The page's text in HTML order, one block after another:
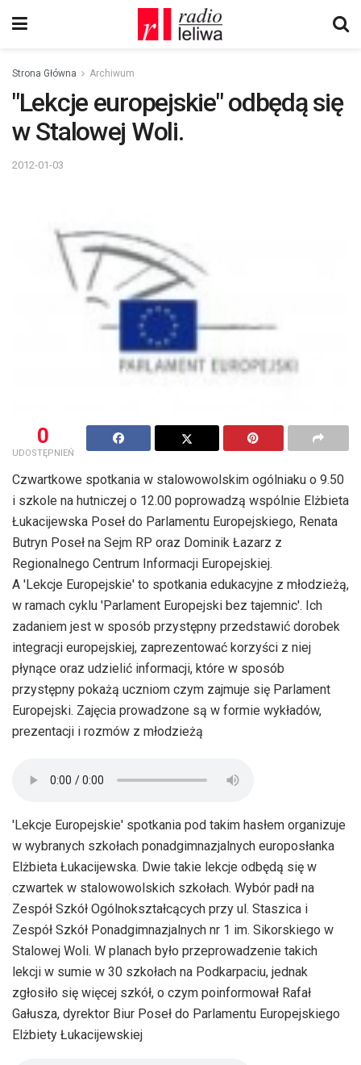
Strona Główna Archiwum
"Lekcje europejskie" odbędą się
w Stalowej Woli.
2012-01-03
0
UDOSTĘPNIEŃ
Czwartkowe spotkania w stalowowolskim ogólniaku o 9.50
i szkole na hutniczej o 12.00 poprowadzą wspólnie Elżbieta
Łukacijewska Poseł do Parlamentu Europejskiego, Renata
Butryn Poseł na Sejm RP oraz Dominik Łazarz z
Regionalnego Centrum Informacji Europejskiej.
A 'Lekcje Europejskie' to spotkania edukacyjne z młodzieżą,
w ramach cyklu 'Parlament Europejski bez tajemnic'. Ich
zadaniem jest w sposób przystępny przedstawić dorobek
integracji europejskiej, zaprezentować korzyści z niej
płynące oraz udzielić informacji, które w sposób
przystępny pokażą uczniom czym zajmuje się Parlament
Europejski. Zajęcia prowadzone są w formie wykładów,
prezentacji i rozmów z młodzieżą
'Lekcje Europejskie' spotkania pod takim hasłem organizuje
w wybranych szkołach ponadgimnazjalnych europosłanka
Elżbieta Łukacijewska. Dwie takie lekcje odbędą się w
czwartek w stalowowolskich szkołach. Wybór padł na
Zespół Szkół Ogólnokształcących przy ul. Staszica i
Zespół Szkół Ponadgimnazjalnych nr 1 im. Sikorskiego w
Stalowej Woli. W planach było przeprowadzenie takich
lekcji w sumie w 30 szkołach na Podkarpaciu, jednak
zgłosiło się więcej szkół, o czym poinformował Rafał
Gałusza, dyrektor Biur Poseł do Parlamentu Europejskiego
Elżbiety Łukacijewskiej